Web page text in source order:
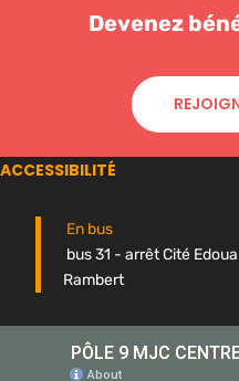
Devenez
ACCESSIBILITÉ
En bus
bus 31 - arrêt Cité
Rambert